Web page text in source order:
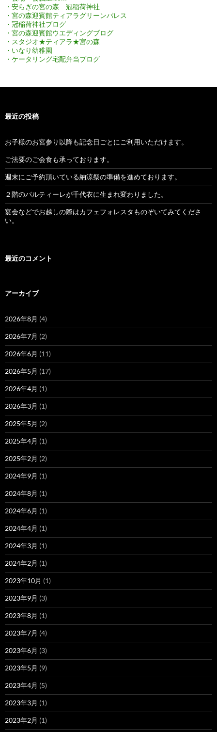
・安らぎの宮の森 冠稲荷神社
・宮の森迎賓館ティアラグリーンパレス
・冠稲荷神社ブログ
・宮の森迎賓館ウエディングブログ
・スタジオ★ティアラ★宮の森
・いなり幼稚園
・ケータリング宅配弁当ブログ
最近の投稿
お子様のお宮参り以降も記念日ごとにご利用いただけます。
ご法要のご会食も承っております。
週末にご予約頂いている納涼祭の準備を進めております。
２階のパルティーレが千代衣に生まれ変わりました。
宴会などでお越しの際はカフェフォレスタものぞいてみてくださ
い。
最近のコメント
アーカイブ
2026年8月 (4)
2026年7月 (2)
2026年6月 (11)
2026年5月 (17)
2026年4月 (1)
2026年3月 (1)
2025年5月 (2)
2025年4月 (1)
2025年2月 (2)
2024年9月 (1)
2024年8月 (1)
2024年6月 (1)
2024年4月 (1)
2024年3月 (1)
2024年2月 (1)
2023年10月 (1)
2023年9月 (3)
2023年8月 (1)
2023年7月 (4)
2023年6月 (3)
2023年5月 (9)
2023年4月 (5)
2023年3月 (1)
2023年2月 (1)